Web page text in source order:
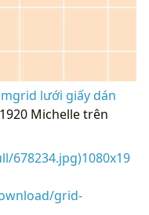
lưới giấy dán
Michelle trên
678234.jpg)1080x19
grid-